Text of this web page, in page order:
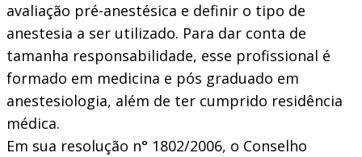
avaliação pré-anestésica e definir o tipo de
anestesia a ser utilizado. Para dar conta de
tamanha responsabilidade, esse profissional é
formado em medicina e pós graduado em
anestesiologia, além de ter cumprido residência
médica.
Em sua resolução n° 1802/2006, o Conselho